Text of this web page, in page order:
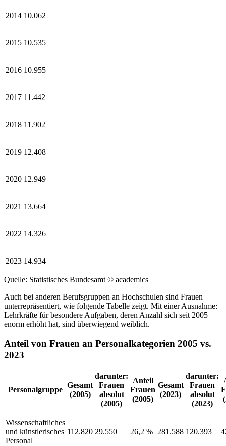
2014 10.062
2015 10.535
2016 10.955
2017 11.442
2018 11.902
2019 12.408
2020 12.949
2021 13.664
2022 14.326
2023 14.934
Quelle: Statistisches Bundesamt © academics
Auch bei anderen Berufsgruppen an Hochschulen sind Frauen
unterrepräsentiert, wie folgende Tabelle zeigt. Mit einer Ausnahme:
Lehrkräfte für besondere Aufgaben, deren Anzahl sich seit 2005
enorm erhöht hat, sind überwiegend weiblich.
Anteil von Frauen an Personalkategorien 2005 vs.
2023
Personalgruppe
Gesamt
(2005)
darunter:
Frauen
absolut
(2005)
Anteil
Frauen
(2005)
Gesamt
(2023)
darunter:
Frauen
absolut
(2023)
Wissenschaftliches
und künstlerisches
Personal
112.820 29.550 26,2 % 281.588 120.393